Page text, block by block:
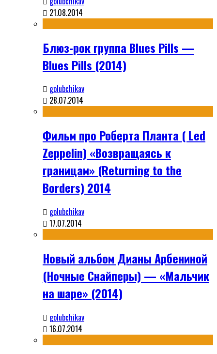
21.08.2014
Блюз-рок группа Blues Pills —
Blues Pills (2014)
golubchikav
28.07.2014
Фильм про Роберта Планта ( Led
Zeppelin) «Возвращаясь к
границам» (Returning to the
Borders) 2014
golubchikav
17.07.2014
Новый альбом Дианы Арбениной
(Ночные Снайперы) — «Мальчик
на шаре» (2014)
golubchikav
16.07.2014